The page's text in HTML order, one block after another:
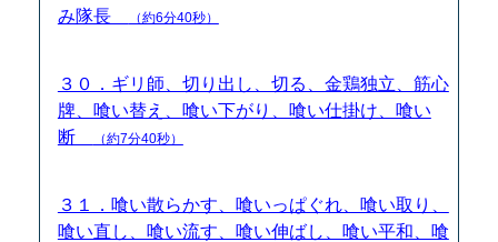
み隊長
（約6分40秒）
３０．ギリ師、切り出し、切る、金鶏独立、筋心
牌、喰い替え、喰い下がり、喰い仕掛け、喰い
断
（約7分40秒）
３１．喰い散らかす、喰いっぱぐれ、喰い取り、
喰い直し、喰い流す、喰い伸ばし、喰い平和、喰